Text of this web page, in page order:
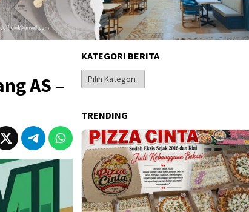
AS –
KATEGORI BERITA
Kategori
Berita
TRENDING